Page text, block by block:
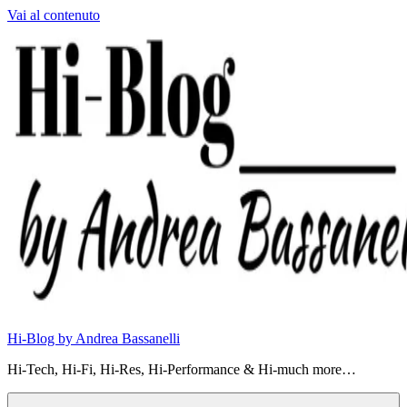
Vai al contenuto
Hi-Blog by Andrea Bassanelli
Hi-Tech, Hi-Fi, Hi-Res, Hi-Performance & Hi-much more…